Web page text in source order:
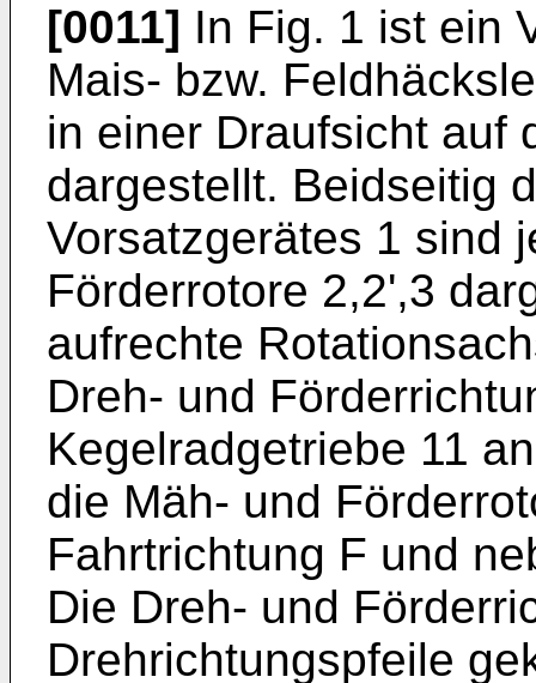
[0011] In Fig. 1 ist ein
Mais- bzw.
in einer Draufsicht auf
dargestellt. Beidseitig
Vorsatzgerätes 1 sind
Förderrotore 2,2',3
aufrechte
Dreh- und
Kegelradgetriebe 11
die Mäh- und
Fahrtrichtung F und
Die Dreh- und
Drehrichtungspfeile